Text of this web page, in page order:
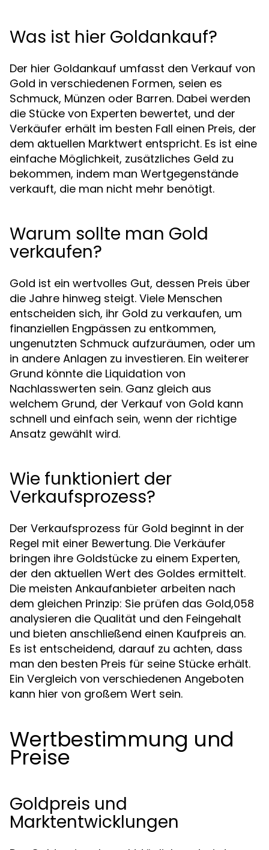
Was ist hier Goldankauf?
Der hier Goldankauf umfasst den Verkauf von
Gold in verschiedenen Formen, seien es
Schmuck, Münzen oder Barren. Dabei werden
die Stücke von Experten bewertet, und der
Verkäufer erhält im besten Fall einen Preis, der
dem aktuellen Marktwert entspricht. Es ist eine
einfache Möglichkeit, zusätzliches Geld zu
bekommen, indem man Wertgegenstände
verkauft, die man nicht mehr benötigt.
Warum sollte man Gold
verkaufen?
Gold ist ein wertvolles Gut, dessen Preis über
die Jahre hinweg steigt. Viele Menschen
entscheiden sich, ihr Gold zu verkaufen, um
finanziellen Engpässen zu entkommen,
ungenutzten Schmuck aufzuräumen, oder um
in andere Anlagen zu investieren. Ein weiterer
Grund könnte die Liquidation von
Nachlasswerten sein. Ganz gleich aus
welchem Grund, der Verkauf von Gold kann
schnell und einfach sein, wenn der richtige
Ansatz gewählt wird.
Wie funktioniert der
Verkaufsprozess?
Der Verkaufsprozess für Gold beginnt in der
Regel mit einer Bewertung. Die Verkäufer
bringen ihre Goldstücke zu einem Experten,
der den aktuellen Wert des Goldes ermittelt.
Die meisten Ankaufanbieter arbeiten nach
dem gleichen Prinzip: Sie prüfen das Gold,058
analysieren die Qualität und den Feingehalt
und bieten anschließend einen Kaufpreis an.
Es ist entscheidend, darauf zu achten, dass
man den besten Preis für seine Stücke erhält.
Ein Vergleich von verschiedenen Angeboten
kann hier von großem Wert sein.
Wertbestimmung und
Preise
Goldpreis und
Marktentwicklungen